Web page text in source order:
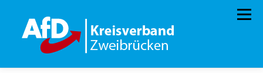
springen
Menü